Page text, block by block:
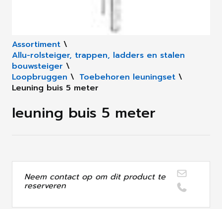
Assortiment \
Allu-rolsteiger, trappen, ladders en stalen
bouwsteiger \
Loopbruggen \ Toebehoren leuningset \
Leuning buis 5 meter
leuning buis 5 meter
Neem contact op om dit product te
reserveren